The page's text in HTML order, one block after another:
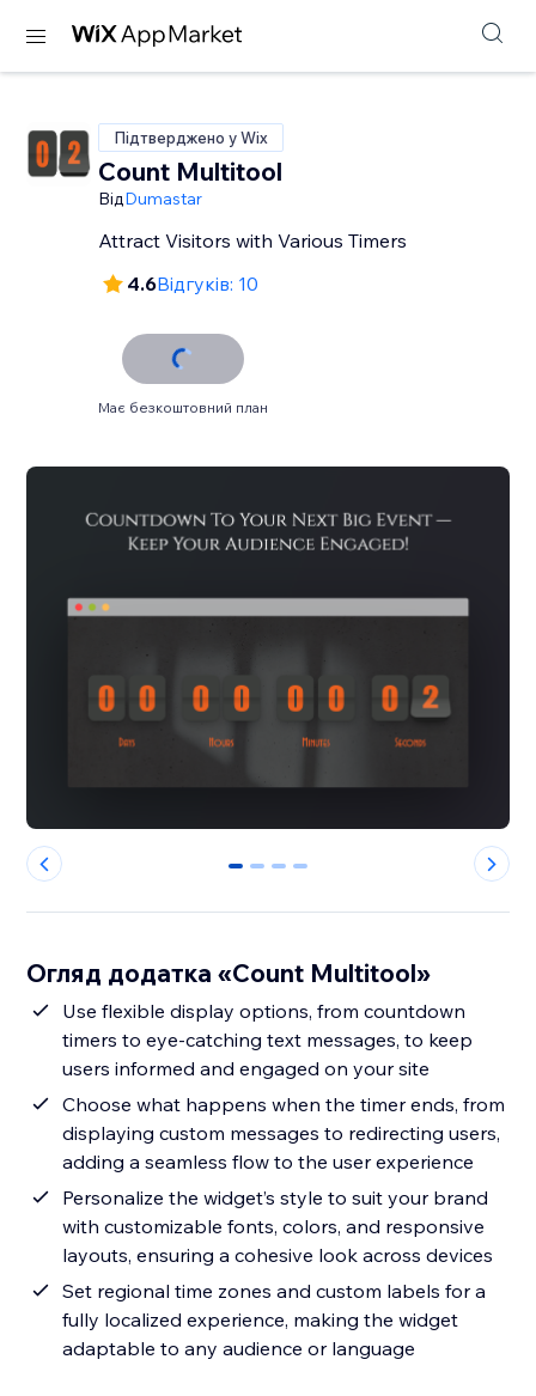
Підтверджено у Wix
Count Multitool
ВідDumastar
Attract Visitors with Various Timers
4.6Відгуків: 10
Має безкоштовний план
0 1 2 3
Огляд додатка «Count Multitool»
Use flexible display options, from countdown
timers to eye-catching text messages, to keep
users informed and engaged on your site
Choose what happens when the timer ends, from
displaying custom messages to redirecting users,
adding a seamless flow to the user experience
Personalize the widget’s style to suit your brand
with customizable fonts, colors, and responsive
layouts, ensuring a cohesive look across devices
Set regional time zones and custom labels for a
fully localized experience, making the widget
adaptable to any audience or language